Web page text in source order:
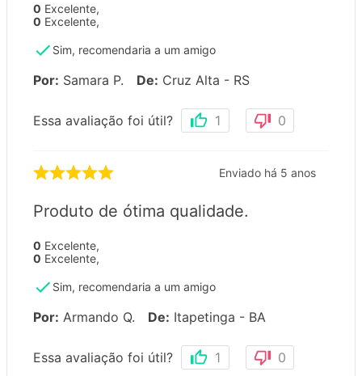
0 Excelente,
0 Excelente,
Sim, recomendaria a um amigo
Por: Samara P. De: Cruz Alta - RS
Essa avaliação foi útil? 1 0
Enviado há 5 anos
Produto de ótima qualidade.
0 Excelente,
0 Excelente,
Sim, recomendaria a um amigo
Por: Armando Q. De: Itapetinga - BA
Essa avaliação foi útil? 1 0